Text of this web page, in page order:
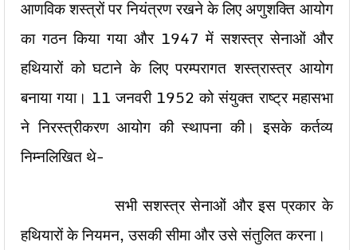
आणविक शस्त्रों पर नियंत्रण रखने के लिए अणुशक्ति आयोग
का गठन किया गया और 1947 में सशस्त्र सेनाओं और
हथियारों को घटाने के लिए परम्परागत शस्त्रास्त्र आयोग
बनाया गया। 11 जनवरी 1952 को संयुक्त राष्ट्र महासभा
ने निरस्त्रीकरण आयोग की स्थापना की। इसके कर्तव्य
निम्नलिखित थे-
सभी सशस्त्र सेनाओं और इस प्रकार के
हथियारों के नियमन, उसकी सीमा और उसे संतुलित करना।